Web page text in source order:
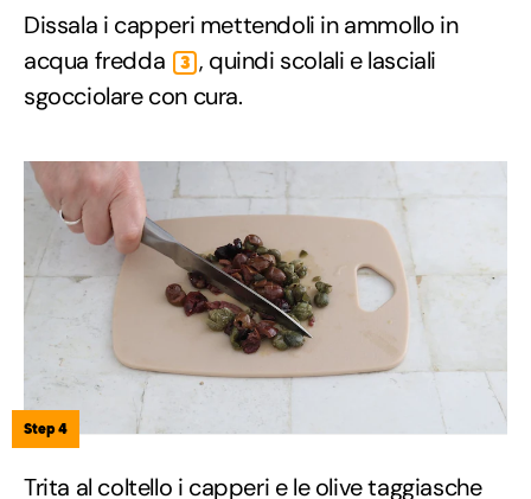
Dissala i capperi mettendoli in ammollo in
acqua fredda
3 , quindi scolali e lasciali
sgocciolare con cura.
Step 4
Trita al coltello i capperi e le olive taggiasche